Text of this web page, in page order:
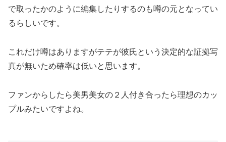
で取ったかのように編集したりするのも噂の元となってい
るらしいです。
これだけ噂はありますがテテが彼氏という決定的な証拠写
真が無いため確率は低いと思います。
ファンからしたら美男美女の２人付き合ったら理想のカッ
プルみたいですよね。